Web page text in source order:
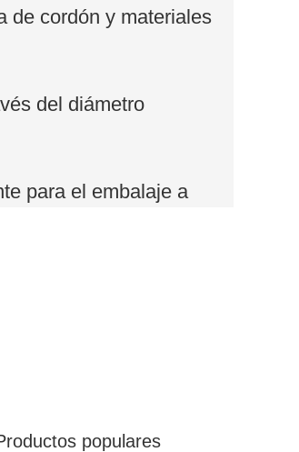
de cordón y materiales
del diámetro
para el embalaje a
populares